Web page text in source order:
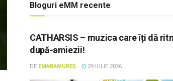
Bloguri eMM recente
CATHARSIS – muzica care îți dă
după-amiezii!
DE EMARAMUREȘ 29 IULIE 2026